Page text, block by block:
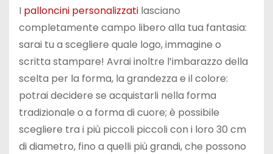
I palloncini personalizzati lasciano
completamente campo libero alla tua fantasia:
sarai tu a scegliere quale logo, immagine o
scritta stampare! Avrai inoltre l’imbarazzo della
scelta per la forma, la grandezza e il colore:
potrai decidere se acquistarli nella forma
tradizionale o a forma di cuore; è possibile
scegliere tra i più piccoli piccoli con i loro 30 cm
di diametro, fino a quelli più grandi, che possono